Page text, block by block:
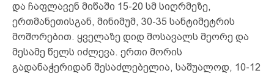
და ჩაფლავენ მიწაში 15-20 სმ სიღრმეზე,
ერთმანეთისგან, მინიმუმ, 30-35 სანტიმეტრის
მოშორებით. ყველაზე დიდ მოსავალს მეორე და
მესამე წელს იძლევა. ერთი მორის
გადანაჭერიდან შესაძლებელია, საშუალოდ, 10-12